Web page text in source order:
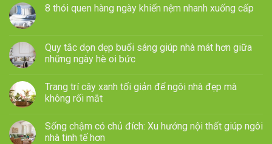
8 thói quen hàng ngày khiến nệm nhanh xuống cấp
Quy tắc dọn dẹp buổi sáng giúp nhà mát hơn giữa
những ngày hè oi bức
Trang trí cây xanh tối giản để ngôi nhà đẹp mà
không rối mắt
Sống chậm có chủ đích: Xu hướng nội thất giúp ngôi
nhà tinh tế hơn